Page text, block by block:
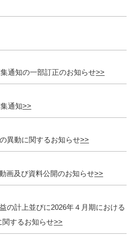
通知の一部訂正のお知らせ
通知
異動に関するお知らせ
画及び資料公開のお知らせ
の計上並びに2026年４月期における
関するお知らせ